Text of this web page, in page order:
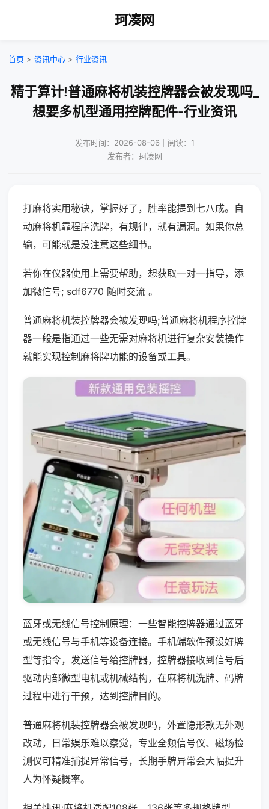
珂凑网
首页 > 资讯中心 > 行业资讯
精于算计!普通麻将机装控牌器会被发现吗_
想要多机型通用控牌配件-行业资讯
发布时间：2026-08-06｜阅读：1
发布者：珂凑网
打麻将实用秘诀，掌握好了，胜率能提到七八成。自
动麻将机靠程序洗牌，有规律，就有漏洞。如果你总
输，可能就是没注意这些细节。
若你在仪器使用上需要帮助，想获取一对一指导，添
加微信号; sdf6770 随时交流 。
普通麻将机装控牌器会被发现吗;普通麻将机程序控牌
器一般是指通过一些无需对麻将机进行复杂安装操作
就能实现控制麻将牌功能的设备或工具。
蓝牙或无线信号控制原理：一些智能控牌器通过蓝牙
或无线信号与手机等设备连接。手机端软件预设好牌
型等指令，发送信号给控牌器，控牌器接收到信号后
驱动内部微型电机或机械结构，在麻将机洗牌、码牌
过程中进行干预，达到控牌目的。
普通麻将机装控牌器会被发现吗，外置隐形款无外观
改动，日常娱乐难以察觉，专业全频信号仪、磁场检
测仪可精准捕捉异常信号，长期手牌异常会大幅提升
人为怀疑概率。